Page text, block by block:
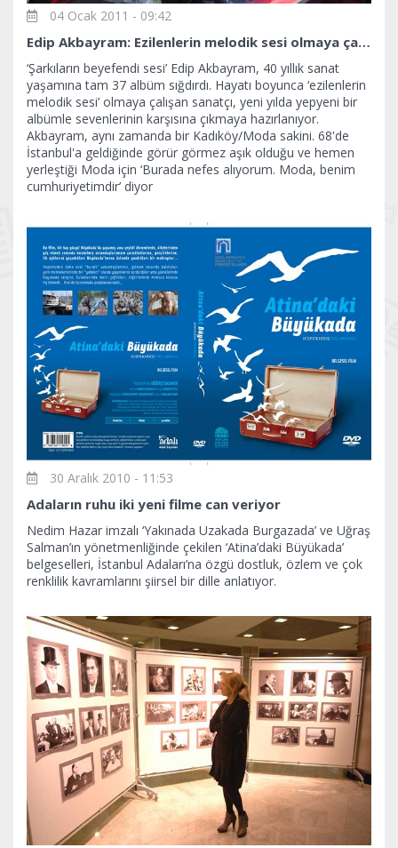
04 Ocak 2011 - 09:42
Edip Akbayram: Ezilenlerin melodik sesi olmaya çalışıyorum
‘Şarkıların beyefendi sesi’ Edip Akbayram, 40 yıllık sanat
yaşamına tam 37 albüm sığdırdı. Hayatı boyunca ‘ezilenlerin
melodik sesi’ olmaya çalışan sanatçı, yeni yılda yepyeni bir
albümle sevenlerinin karşısına çıkmaya hazırlanıyor.
Akbayram, aynı zamanda bir Kadıköy/Moda sakini. 68'de
İstanbul'a geldiğinde görür görmez aşık olduğu ve hemen
yerleştiği Moda için ‘Burada nefes alıyorum. Moda, benim
cumhuriyetimdir’ diyor
30 Aralık 2010 - 11:53
Adaların ruhu iki yeni filme can veriyor
Nedim Hazar imzalı ‘Yakınada Uzakada Burgazada’ ve Uğraş
Salman’ın yönetmenliğinde çekilen ‘Atina’daki Büyükada’
belgeselleri, İstanbul Adaları’na özgü dostluk, özlem ve çok
renklilik kavramlarını şiirsel bir dille anlatıyor.